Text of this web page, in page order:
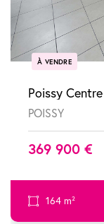
À VENDRE
POISSY
369 900 €
164 m²